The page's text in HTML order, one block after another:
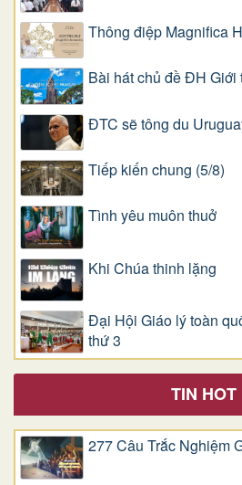
Thông điệp Magnifica
Bài hát chủ đề ĐH Giới
ĐTC sẽ tông du
Tiếp kiến chung (5/8)
Tình yêu muôn thuở
Khi Chúa thinh lặng
Đại Hội Giáo lý toàn
thứ 3
TIN HOT
277 Câu Trắc Nghiệm